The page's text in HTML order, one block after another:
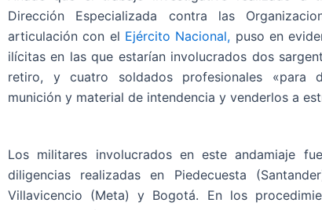
Dirección Especializada contra las
articulación con el Ejército Nacional, puso en
ilícitas en las que estarían involucrados dos
retiro, y cuatro soldados profesionales «para
munición y material de intendencia y venderlos a
Los militares involucrados en este andamiaje
diligencias realizadas en Piedecuesta
Villavicencio (Meta) y Bogotá. En los